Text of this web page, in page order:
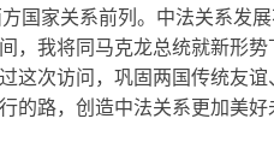
国家关系前列。中法关系发
，我将同马克龙总统就新形
这次访问，巩固两国传统友谊
的路，创造中法关系更加美